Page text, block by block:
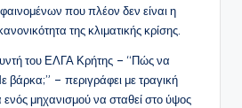
που πλέον δεν είναι η
της κλιματικής κρίσης.
του ΕΛΓΑ Κρήτης – “Πώς να
βάρκα;” – περιγράφει με τραγική
ενός μηχανισμού να σταθεί στο ύψος